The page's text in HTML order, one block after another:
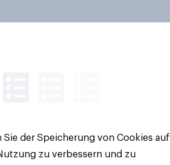
der Speicherung von Cookies auf
zu verbessern und zu